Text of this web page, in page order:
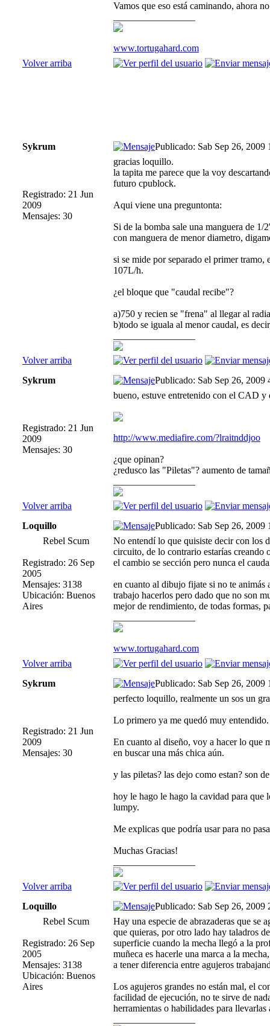
Vamos que eso está caminando, ahora
www.tortugahard.com
Volver arriba
Sykrum Publicado: Sab Sep 26, 2009
Registrado: 21 Jun
2009
Mensajes: 30
gracias loquillo.
la tapita me parece que la voy
futuro cpublock.
Aqui viene una preguntonta:
Si de la bomba sale una manguera de
con manguera de menor diametro,
si se mide por separado el primer
107L/h.
¿el bloque que "caudal recibe"?
a)750 y recien se "frena" al llegar al
b)todo se iguala al menor caudal, es
Volver arriba
Sykrum
Publicado: Sab Sep 26, 2009
Registrado: 21 Jun
2009
Mensajes: 30
bueno, estuve entretenido con el CAD y
http://www.mediafire.com/?lraitnddjoo
¿que opinan?
¿redusco las "Piletas"? aumento de
Volver arriba
Loquillo
Publicado: Sab Sep 26, 2009
Rebel Scum
Registrado: 26 Sep
2005
Mensajes: 3138
Ubicación: Buenos
Aires
No entendí lo que quisiste decir con los
circuito, de lo contrario estarías creando
el cambio se sección pero nunca el
en cuanto al dibujo fijate si no te animás
trabajo hacerlos pero dado que no son
mejor de rendimiento, de todas formas,
www.tortugahard.com
Volver arriba
Sykrum
Publicado: Sab Sep 26, 2009
Registrado: 21 Jun
2009
Mensajes: 30
perfecto loquillo, realmente un sos un
Lo primero ya me quedó muy entendido.
En cuanto al diseño, voy a hacer lo que
en buscar una más chica aún.
y las piletas? las dejo como estan? son
hoy le hago le hago la cavidad para que
lumpy.
Me explicas que podría usar para no
Muchas Gracias!
Volver arriba
Loquillo
Publicado: Sab Sep 26, 2009
Rebel Scum
Registrado: 26 Sep
2005
Mensajes: 3138
Ubicación: Buenos
Aires
Hay una especie de abrazaderas que se
que quieras, por otro lado hay taladros
superficie cuando la mecha llegó a la
muñeca es hacerle una marca a la
a tener diferencia entre agujeros
Los agujeros grandes no están mal, el
facilidad de ejecución, no te sirve de
herramientas o habilidades para llevarlas